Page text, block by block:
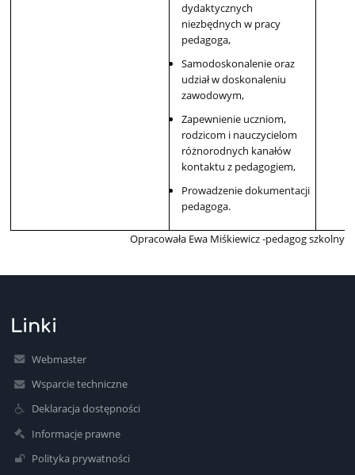
dydaktycznych
niezbędnych w pracy
pedagoga,
Samodoskonalenie oraz
udział w doskonaleniu
zawodowym,
Zapewnienie uczniom,
rodzicom i nauczycielom
różnorodnych kanałów
kontaktu z pedagogiem,
Prowadzenie dokumentacji
pedagoga.
Opracowała Ewa Miśkiewicz -pedagog szkolny
Linki
Webmaster
Wsparcie techniczne
Deklaracja dostępności
Informacje prawne
Polityka prywatności